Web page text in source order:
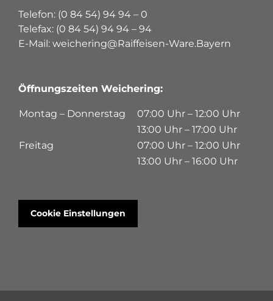
Telefon: (0 84 54) 94 94 – 0
Telefax: (0 84 54) 94 94 – 94
E-Mail: weichering@Raiffeisen-Ware.Bayern
Öffnungszeiten Weichering:
Montag – Donnerstag
07:00 Uhr – 12:00 Uhr
13:00 Uhr – 17:00 Uhr
Freitag
07:00 Uhr – 12:00 Uhr
13:00 Uhr – 16:00 Uhr
Cookie Einstellungen